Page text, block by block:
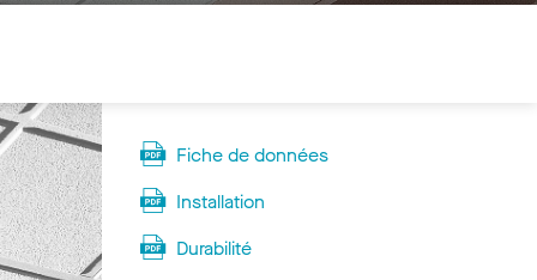
Fiche de données
Installation
Durabilité